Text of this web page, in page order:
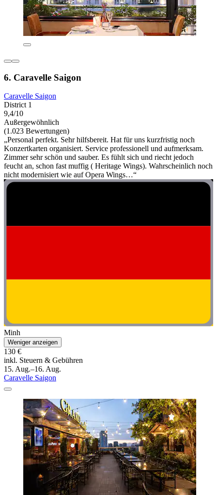
6. Caravelle Saigon
Caravelle Saigon
District 1
9,4/10
Außergewöhnlich
(1.023 Bewertungen)
„Personal perfekt. Sehr hilfsbereit. Hat für uns kurzfristig noch
Konzertkarten organisiert. Service professionell und aufmerksam.
Zimmer sehr schön und sauber. Es fühlt sich und riecht jedoch
feucht an, schon fast muffig ( Heritage Wings). Wahrscheinlich noch
nicht modernisiert wie auf Opera Wings…“
Minh
Weniger anzeigen
130 €
inkl. Steuern & Gebühren
15. Aug.–16. Aug.
Caravelle Saigon